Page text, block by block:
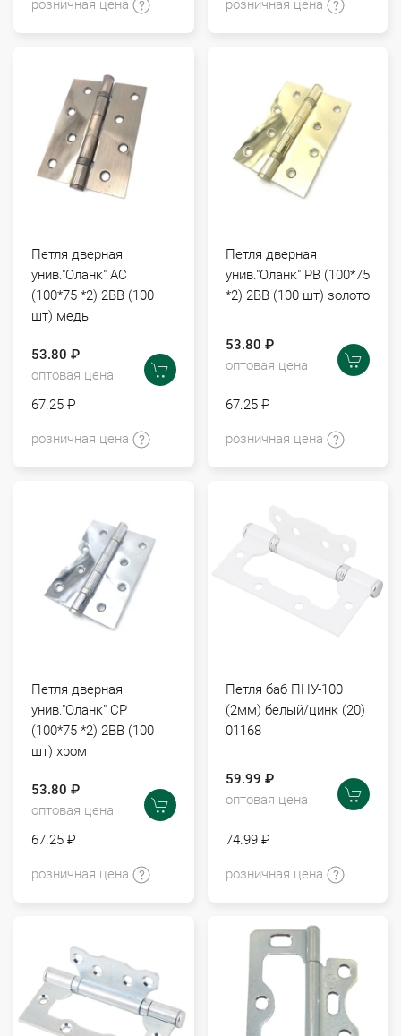
розничная цена розничная цена
Петля дверная
унив."Оланк" АС
(100*75 *2) 2ВВ (100
шт) медь
53.80 ₽
оптовая цена
67.25 ₽
розничная цена
Петля дверная
унив."Оланк" РВ (100*75
*2) 2ВВ (100 шт) золото
53.80 ₽
оптовая цена
67.25 ₽
розничная цена
Петля дверная
унив."Оланк" СР
(100*75 *2) 2ВВ (100
шт) хром
53.80 ₽
оптовая цена
67.25 ₽
розничная цена
Петля баб ПНУ-100
(2мм) белый/цинк (20)
01168
59.99 ₽
оптовая цена
74.99 ₽
розничная цена